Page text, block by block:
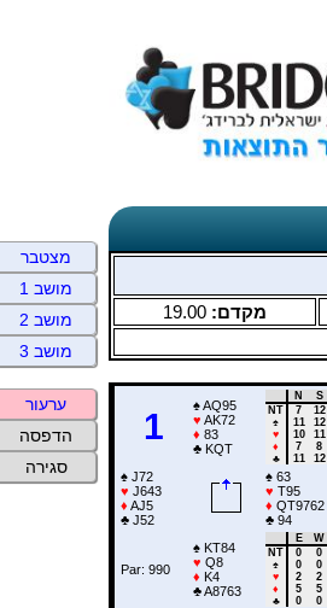
מקדם: 19.00
1
♠AQ95
♥ AK72
♦ 83
♣ KQT
N
S
NT
7
12
♠
11
12
♥
10
11
♦
7
8
♣
11 12
♠ J72
♥ J643
♦ AJ5
♣ J52
♠ 63
♥ T95
♦ QT9762
♣ 94
Par: 990
♠ KT84
♥ Q8
♦ K4
♣A8763
E
W
NT
0
0
♠
0
0
♥
2
2
♦
5
5
♣
0 0
מצטבר
מושב 1
מושב 2
מושב 3
ערעור
הדפסה
סגירה